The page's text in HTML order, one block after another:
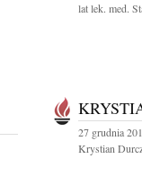
lat lek. med.
27 grudnia
Krystian